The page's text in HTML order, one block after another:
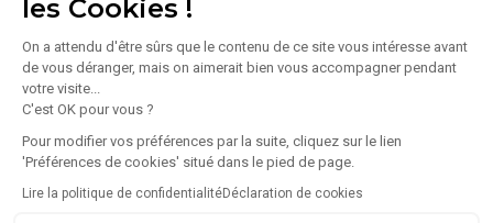
les Cookies !
On a attendu d'être sûrs que le contenu de ce site vous intéresse avant
de vous déranger, mais on aimerait bien vous accompagner pendant
votre visite...
C'est OK pour vous ?
Pour modifier vos préférences par la suite, cliquez sur le lien
'Préférences de cookies' situé dans le pied de page.
Lire la politique de confidentialitéDéclaration de cookies
et entreprises), nos équipes vous accompagnent pour
répondre à vos attentes dans l'étude de vos besoins.
Paris 9ème
Boutique 2 p à paris 9ème
Annonces similaires